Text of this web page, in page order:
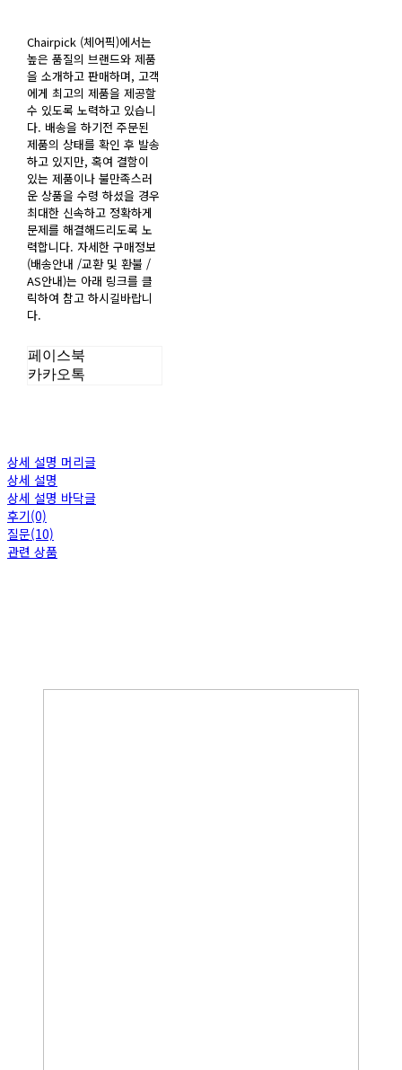
Chairpick (체어픽)에서는
높은 품질의 브랜드와 제품
을 소개하고 판매하며, 고객
에게 최고의 제품을 제공할
수 있도록 노력하고 있습니
다. 배송을 하기전 주문된
제품의 상태를 확인 후 발송
하고 있지만, 혹여 결함이
있는 제품이나 불만족스러
운 상품을 수령 하셨을 경우
최대한 신속하고 정확하게
문제를 해결해드리도록 노
력합니다. 자세한 구매정보
(배송안내 /교환 및 환불 /
AS안내)는 아래 링크를 클
릭하여 참고 하시길바랍니
다.
페이스북
카카오톡
상세 설명 머리글
상세 설명
상세 설명 바닥글
후기(0)
질문(10)
관련 상품